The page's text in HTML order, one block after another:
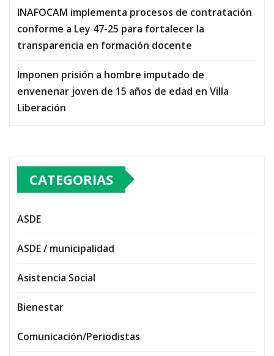
INAFOCAM implementa procesos de contratación
conforme a Ley 47-25 para fortalecer la
transparencia en formación docente
Imponen prisión a hombre imputado de
envenenar joven de 15 años de edad en Villa
Liberación
CATEGORIAS
ASDE
ASDE / municipalidad
Asistencia Social
Bienestar
Comunicación/Periodistas